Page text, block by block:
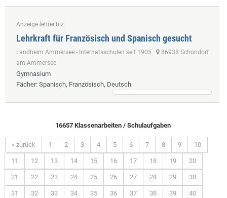
Anzeige lehrer.biz
Lehrkraft für Französisch und Spanisch gesucht
Landheim Ammersee - Internatsschulen seit 1905
86938 Schondorf
am Ammersee
Gymnasium
Fächer: Spanisch, Französisch, Deutsch
16657 Klassenarbeiten / Schulaufgaben
« zurück 1 2 3 4 5 6 7 8 9 10
11 12 13 14 15 16 17 18 19 20
21 22 23 24 25 26 27 28 29 30
31 32 33 34 35 36 37 38 39 40